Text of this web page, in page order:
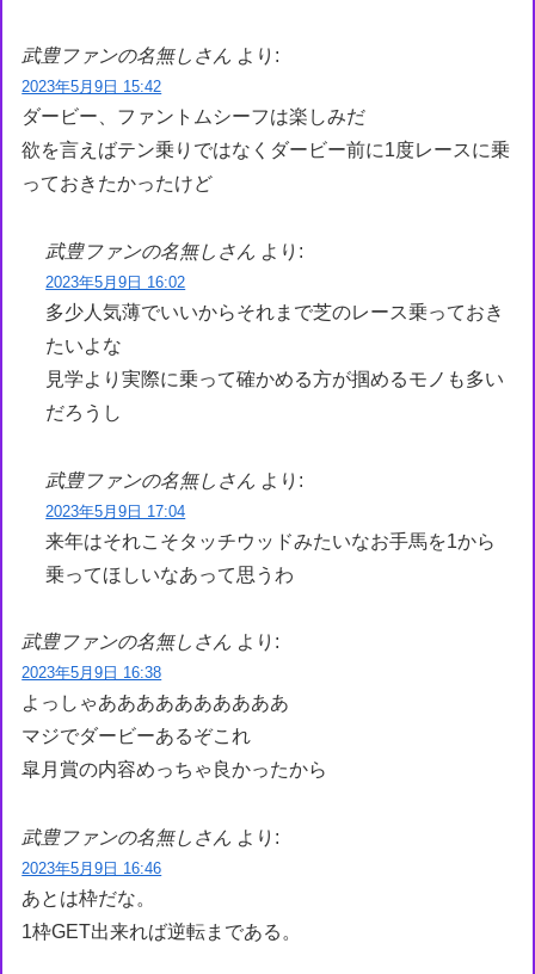
武豊ファンの名無しさん より:
2023年5月9日 15:42
ダービー、ファントムシーフは楽しみだ
欲を言えばテン乗りではなくダービー前に1度レースに乗
っておきたかったけど
武豊ファンの名無しさん より:
2023年5月9日 16:02
多少人気薄でいいからそれまで芝のレース乗っておき
たいよな
見学より実際に乗って確かめる方が掴めるモノも多い
だろうし
武豊ファンの名無しさん より:
2023年5月9日 17:04
来年はそれこそタッチウッドみたいなお手馬を1から
乗ってほしいなあって思うわ
武豊ファンの名無しさん より:
2023年5月9日 16:38
よっしゃああああああああああ
マジでダービーあるぞこれ
皐月賞の内容めっちゃ良かったから
武豊ファンの名無しさん より:
2023年5月9日 16:46
あとは枠だな。
1枠GET出来れば逆転まである。